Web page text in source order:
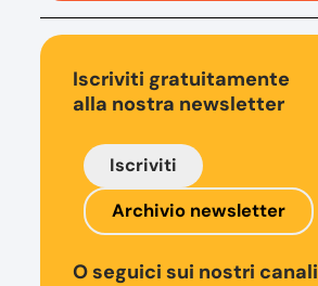
Iscriviti gratuitamente
alla nostra newsletter
Iscriviti
Archivio newsletter
O seguici sui nostri canali